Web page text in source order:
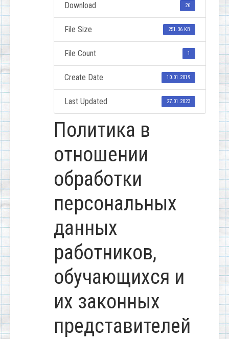
Download 26
File Size 251.36 KB
File Count 1
Create Date 10.01.2019
Last Updated 27.01.2023
Политика в
отношении
обработки
персональных
данных
работников,
обучающихся и
их законных
представителей